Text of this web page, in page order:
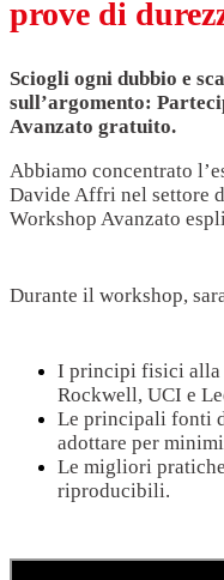
prove di
Sciogli ogni dubbio e
sull’argomento:
Avanzato gratuito.
Abbiamo concentrato
Davide Affri nel settore
Workshop Avanzato
Durante il workshop,
I principi fisici alla
Rockwell, UCI e
Le principali fonti
adottare per
Le migliori
riproducibili.